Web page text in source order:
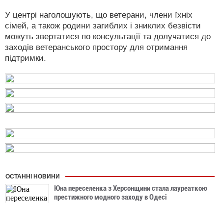
У центрі наголошують, що ветерани, члени їхніх
сімей, а також родини загиблих і зниклих безвісти
можуть звертатися по консультації та долучатися до
заходів ветеранського простору для отримання
підтримки.
ОСТАННІ НОВИНИ
Юна переселенка з Херсонщини стала лауреаткою
престижного модного заходу в Одесі